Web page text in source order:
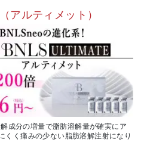
アルティメット）
成分の増量で脂肪溶解量が確実にア
くく痛みの少ない脂肪溶解注射になり